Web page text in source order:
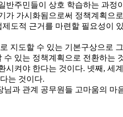
주민들이 상호 학습하는 과
가시화됨으로써 정책계획으
도적 근거를 마련할 필요성이
지도할 수 있는 기본구상으로
있는 정책계획으로 전환하는
켜야 한다는 것이다. 넷째,
는 것이다.
과 관계 공무원들 고마움의 마